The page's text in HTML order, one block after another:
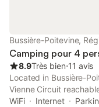
Bussière-Poitevine,
Camping pour 4
8.9Très bien⋅11 avis
Located in Bussière-
Vienne Circuit
accommodation with
WiFi Internet